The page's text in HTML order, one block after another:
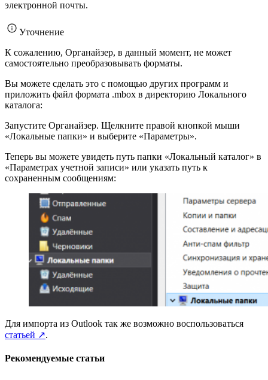
электронной почты.
Уточнение
К сожалению, Органайзер, в данный момент, не может
самостоятельно преобразовывать форматы.
Вы можете сделать это с помощью других программ и
приложить файл формата .mbox в директорию Локального
каталога:
Запустите Органайзер. Щелкните правой кнопкой мыши
«Локальные папки» и выберите «Параметры».
Теперь вы можете увидеть путь папки «Локальный каталог» в
«Параметрах учетной записи» или указать путь к
сохраненным сообщениям:
Для импорта из Outlook так же возможно воспользоваться
статьей ↗.
Рекомендуемые статьи